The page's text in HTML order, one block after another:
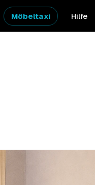
Möbeltaxi Hilfe